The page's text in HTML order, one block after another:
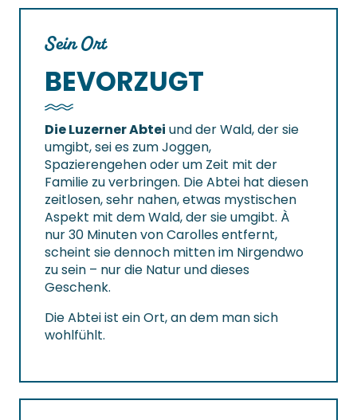
Sein Ort
BEVORZUGT
Die Luzerner Abtei und der Wald, der sie
umgibt, sei es zum Joggen,
Spazierengehen oder um Zeit mit der
Familie zu verbringen. Die Abtei hat diesen
zeitlosen, sehr nahen, etwas mystischen
Aspekt mit dem Wald, der sie umgibt. À
nur 30 Minuten von Carolles entfernt,
scheint sie dennoch mitten im Nirgendwo
zu sein – nur die Natur und dieses
Geschenk.
Die Abtei ist ein Ort, an dem man sich
wohlfühlt.